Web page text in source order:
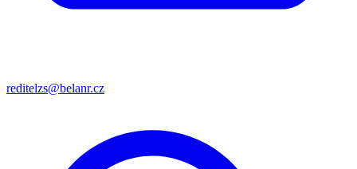
reditelzs@belanr.cz